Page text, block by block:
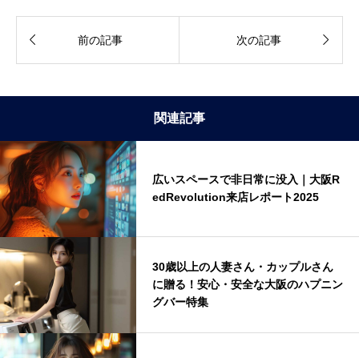
 前の記事 次の記事 
関連記事
広いスペースで非日常に没入｜大阪R
edRevolution来店レポート2025
30歳以上の人妻さん・カップルさん
に贈る！安心・安全な大阪のハプニン
グバー特集